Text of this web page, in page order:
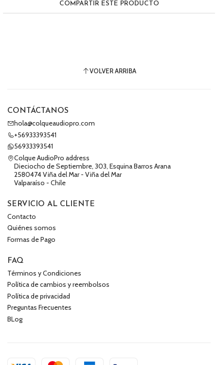
COMPARTIR ESTE PRODUCTO
VOLVER ARRIBA
CONTÁCTANOS
hola@colqueaudiopro.com
+56933393541
56933393541
Colque AudioPro address
Dieciocho de Septiembre, 303, Esquina Barros Arana
2580474 Viña del Mar - Viña del Mar
Valparaíso - Chile
SERVICIO AL CLIENTE
Contacto
Quiénes somos
Formas de Pago
FAQ
Términos y Condiciones
Política de cambios y reembolsos
Política de privacidad
Preguntas Frecuentes
BLog